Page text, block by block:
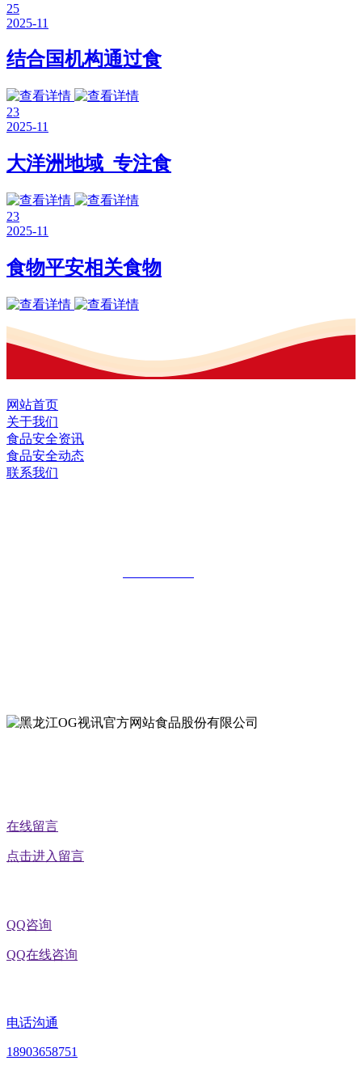
25
2025-11
结合国机构通过食
23
2025-11
大洋洲地域_专注食
23
2025-11
食物平安相关食物
网站首页
关于我们
食品安全资讯
食品安全动态
联系我们
在线留言
点击进入留言
QQ咨询
QQ在线咨询
电话沟通
18903658751